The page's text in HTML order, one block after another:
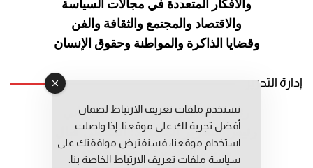
والأفكار المتعددة في مجالات السياسة
والاقتصاد والمجتمع والثقافة والفن
وقضايا الذاكرة والمواطنة وحقوق الإنسان
إدارة التحرير
رئيس التحرير: عبد الرحيم التوراني
رئيس التحرير المساعد: المعطي قبال
مديرة التحرير: فاطمة حوحو
نستخدم ملفات تعريف الارتباط لضمان
أفضل تجربة لك على موقعنا. إذا واصلت
استخدام موقعنا، فسنفترض موافقتك على
سياسة ملفات تعريف الارتباط الخاصة بنا.